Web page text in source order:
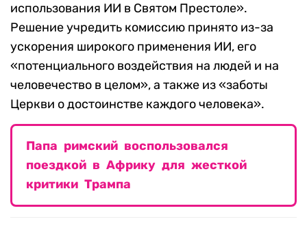
использования ИИ в Святом Престоле».
Решение учредить комиссию принято из-за
ускорения широкого применения ИИ, его
«потенциального воздействия на людей и на
человечество в целом», а также из «заботы
Церкви о достоинстве каждого человека».
Папа римский воспользовался
поездкой в Африку для жесткой
критики Трампа